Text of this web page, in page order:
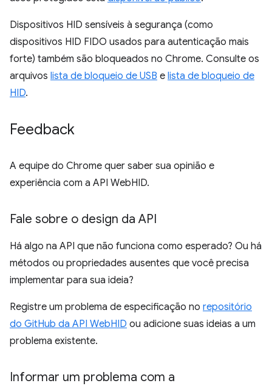
Dispositivos HID sensíveis à segurança (como
dispositivos HID FIDO usados para autenticação mais
forte) também são bloqueados no Chrome. Consulte os
arquivos lista de bloqueio de USB e lista de bloqueio de
HID.
Feedback
A equipe do Chrome quer saber sua opinião e
experiência com a API WebHID.
Fale sobre o design da API
Há algo na API que não funciona como esperado? Ou há
métodos ou propriedades ausentes que você precisa
implementar para sua ideia?
Registre um problema de especificação no repositório
do GitHub da API WebHID ou adicione suas ideias a um
problema existente.
Informar um problema com a